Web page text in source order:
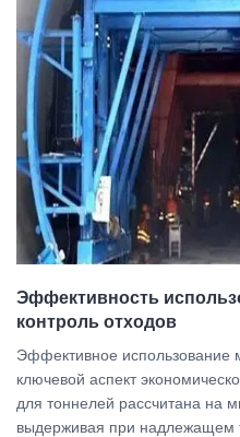
Эффективность
контроль отходов
Эффективное
ключевой аспект
для тоннелей рассчитана на
выдерживая при надлежащем